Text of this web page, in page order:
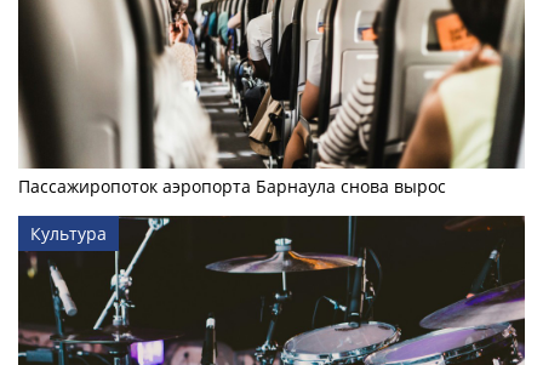
Пассажиропоток аэропорта Барнаула снова вырос
Культура